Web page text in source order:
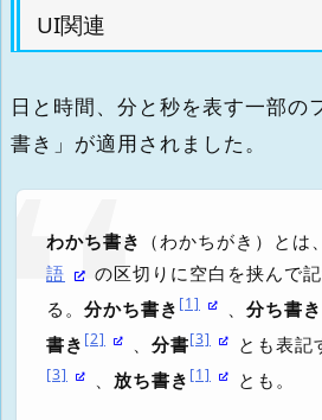
UI関連
日と時間、分と秒を表す一部の
書き」が適用されました。
わかち書き （わかちがき）とは、
語
の区切りに空白を挟んで
る。 分かち書き [1] 分ち書き
書き [2] 分書[3] とも表記
[3] 放ち書き [1] とも。